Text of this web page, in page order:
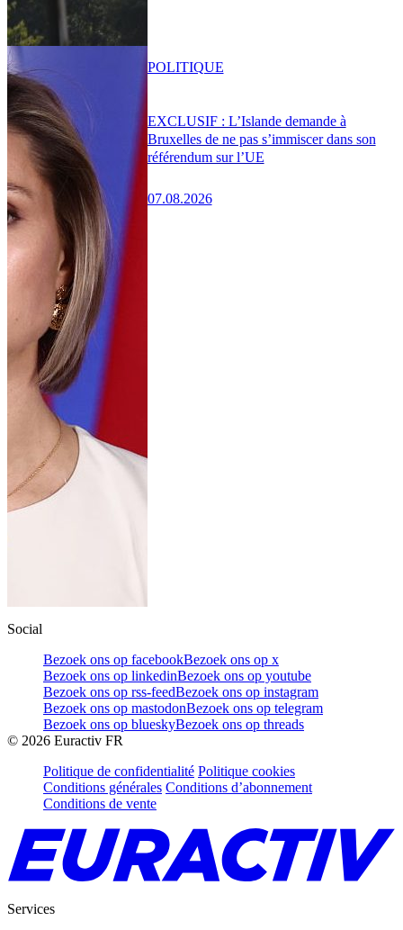
EXCLUSIF : L’Islande demande à
Bruxelles de ne pas s’immiscer dans son
référendum sur l’UE
07.08.2026
POLITIQUE
Social
Bezoek ons op facebookBezoek ons op x
Bezoek ons op linkedinBezoek ons op youtube
Bezoek ons op rss-feedBezoek ons op instagram
Bezoek ons op mastodonBezoek ons op telegram
Bezoek ons op blueskyBezoek ons op threads
© 2026 Euractiv FR
Politique de confidentialité Politique cookies
Conditions générales Conditions d’abonnement
Conditions de vente
Services